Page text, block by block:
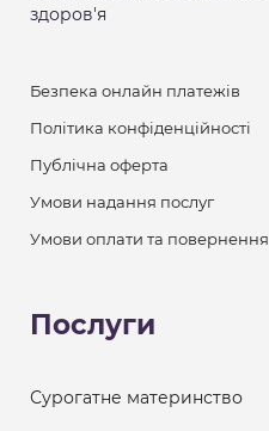
здоров'я
Безпека онлайн платежів
Політика конфіденційності
Публічна оферта
Умови надання послуг
Умови оплати та повернення
Послуги
Сурогатне материнство